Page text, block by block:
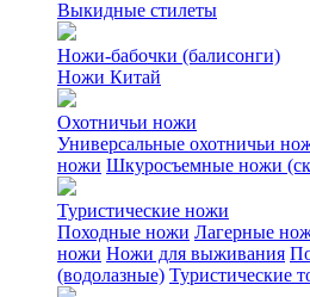
Выкидные стилеты
Ножи-бабочки (балисонги)
Ножи Китай
Охотничьи ножи
Универсальные охотничьи
ножи Шкуросъемные ножи
Туристические ножи
Походные ножи Лагерные
ножи Ножи для выживания
(водолазные) Туристические